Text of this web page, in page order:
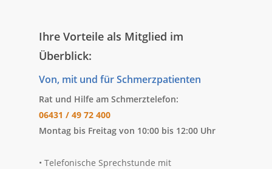
Ihre Vorteile als Mitglied im
Überblick:
Von, mit und für Schmerzpatienten
Rat und Hilfe am Schmerztelefon:
06431 / 49 72 400
Montag bis Freitag von 10:00 bis 12:00 Uhr
• Telefonische Sprechstunde mit